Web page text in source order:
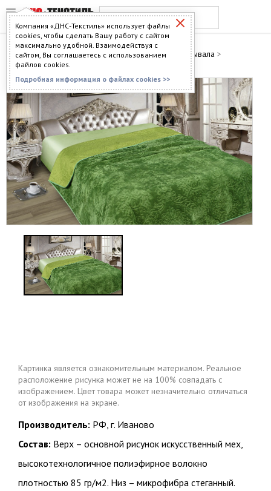
Компания «ДНС-Текстиль» использует файлы
cookies, чтобы сделать Вашу работу с сайтом
максимально удобной. Взаимодействуя с
сайтом, Вы соглашаетесь с использованием
файлов cookies.
Подробная информация о файлах cookies >>
Главная >Каталог>Покрывала>Меховые покрывала >
Покрывало однотонное с мехом №11
Картинка является ознакомительным материалом. Реальное
расположение рисунка может не на 100% совпадать с
изображением. Цвет товара может незначительно отличаться
от изображения на экране.
Производитель: РФ, г. Иваново
Состав: Верх – основной рисунок искусственный мех,
высокотехнологичное полиэфирное волокно
плотностью 85 гр/м2. Низ – микрофибра стеганный.